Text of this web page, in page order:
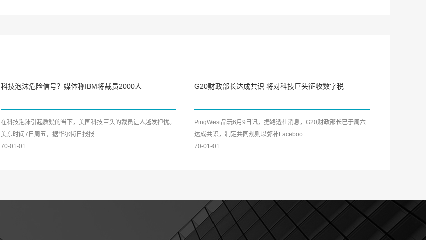
科技泡沫危险信号？媒体称IBM将裁员2000人
在科技泡沫引起质疑的当下，美国科技巨头的裁员让人越发担忧。
美东时间7日周五，据华尔街日报报...
70-01-01
G20财政部长达成共识 将对科技巨头征收数字税
PingWest品玩6月9日讯，据路透社消息，G20财政部长已于周六
达成共识，制定共同规则以弥补Faceboo...
70-01-01